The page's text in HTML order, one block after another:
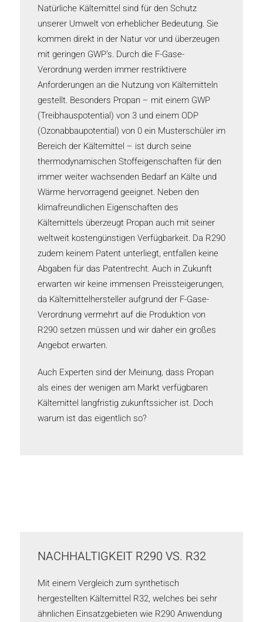
Natürliche Kältemittel sind für den Schutz
unserer Umwelt von erheblicher Bedeutung. Sie
kommen direkt in der Natur vor und überzeugen
mit geringen GWP’s. Durch die F-Gase-
Verordnung werden immer restriktivere
Anforderungen an die Nutzung von Kältemitteln
gestellt. Besonders Propan – mit einem GWP
(Treibhauspotential) von 3 und einem ODP
(Ozonabbaupotential) von 0 ein Musterschüler im
Bereich der Kältemittel – ist durch seine
thermodynamischen Stoffeigenschaften für den
immer weiter wachsenden Bedarf an Kälte und
Wärme hervorragend geeignet. Neben den
klimafreundlichen Eigenschaften des
Kältemittels überzeugt Propan auch mit seiner
weltweit kostengünstigen Verfügbarkeit. Da R290
zudem keinem Patent unterliegt, entfallen keine
Abgaben für das Patentrecht. Auch in Zukunft
erwarten wir keine immensen Preissteigerungen,
da Kältemittelhersteller aufgrund der F-Gase-
Verordnung vermehrt auf die Produktion von
R290 setzen müssen und wir daher ein großes
Angebot erwarten.
Auch Experten sind der Meinung, dass Propan
als eines der wenigen am Markt verfügbaren
Kältemittel langfristig zukunftssicher ist. Doch
warum ist das eigentlich so?
NACHHALTIGKEIT R290 VS. R32
Mit einem Vergleich zum synthetisch
hergestellten Kältemittel R32, welches bei sehr
ähnlichen Einsatzgebieten wie R290 Anwendung